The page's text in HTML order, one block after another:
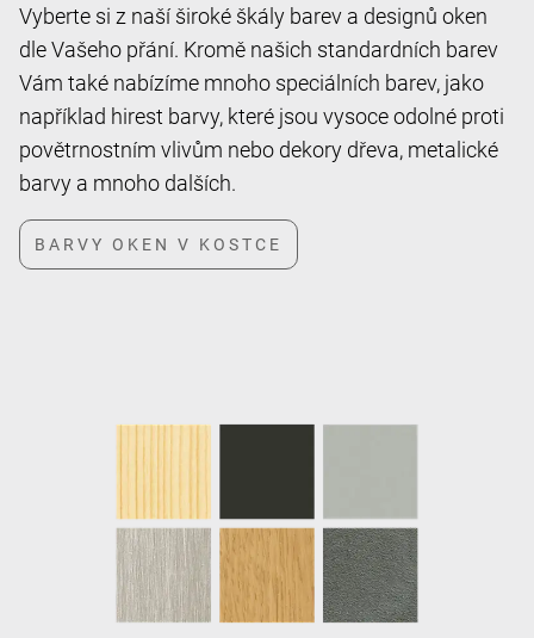
Vyberte si z naší široké škály barev a designů oken
dle Vašeho přání. Kromě našich standardních barev
Vám také nabízíme mnoho speciálních barev, jako
například hirest barvy, které jsou vysoce odolné proti
povětrnostním vlivům nebo dekory dřeva, metalické
barvy a mnoho dalších.